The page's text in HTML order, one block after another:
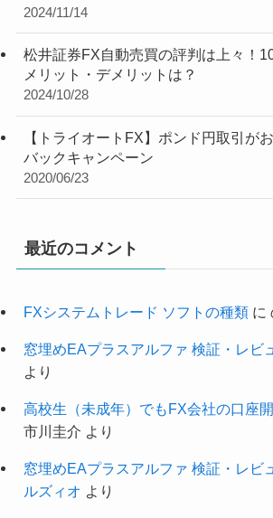
2024/11/14
松井証券FX自動売買の評判は上々！
メリット・デメリットは？
2024/10/28
【トライオートFX】ポンド円取引が
バックキャンペーン
2020/06/23
最近のコメント
FXシステムトレード ソフトの種類に
窓埋めEAプラスアルファ 検証・レビ
より
高校生（未成年）でもFX会社の口座
市川圭介 より
窓埋めEAプラスアルファ 検証・レビ
ルズィオ より